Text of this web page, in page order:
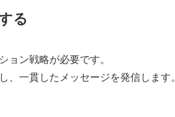
る
ョン戦略が必要です。
、一貫したメッセージを発信します